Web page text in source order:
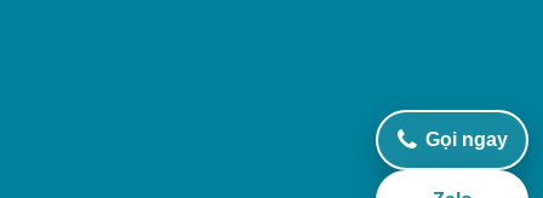
Gọi ngay